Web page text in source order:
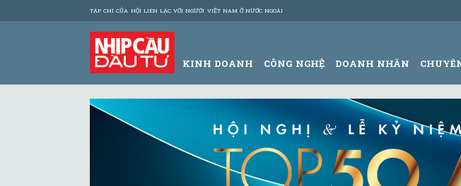
TẠP CHÍ CỦA HỘI LIÊN LẠC VỚI NGƯỜI VIỆT NAM Ở NƯỚC NGOÀI
KINH DOANH CÔNG NGHỆ DOANH NHÂN